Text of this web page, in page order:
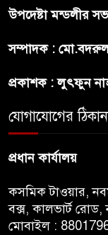
উপদেষ্টা মন্ডলীর
সম্পাদক :
প্রকাশক : লুৎফুন
যোগাযোগের
প্রধান কার্যালয়
কসমিক টাওয়ার,
বক্স, কালভার্ট রোড,
মোবাইল :